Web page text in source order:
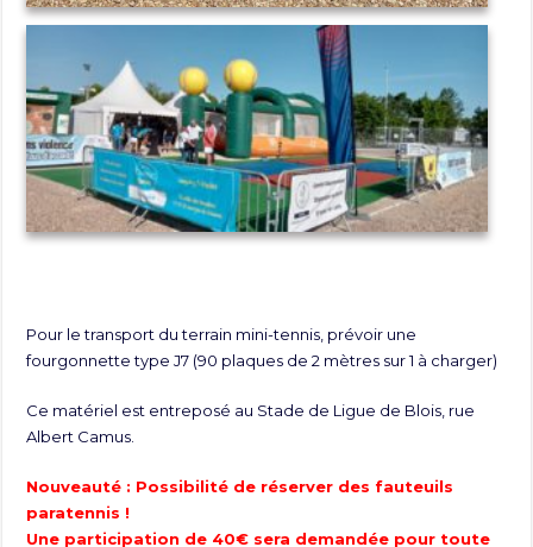
Pour le transport du terrain mini-tennis, prévoir une
fourgonnette type J7 (90 plaques de 2 mètres sur 1 à charger)
Ce matériel est entreposé au Stade de Ligue de Blois, rue
Albert Camus.
Nouveauté : Possibilité de réserver des fauteuils
paratennis !
Une participation de 40€ sera demandée pour toute